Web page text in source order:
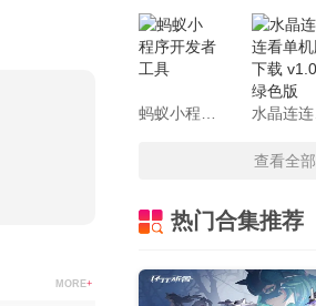
MORE+
查看全部
热门合集推荐